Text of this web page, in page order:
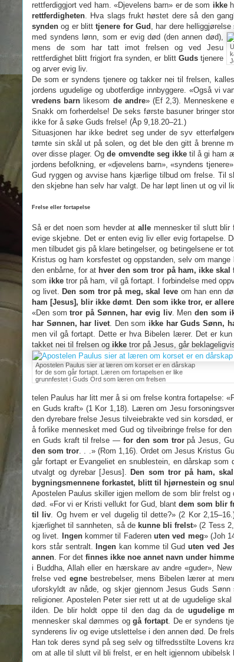
rettferdiggjort ved ham. «Djevelens barn» er de som ikke
rettferdigheten. Hva slags frukt høstet dere så den
syndenog er blitt tjenere for Gud , har dere
med syndens lønn, som er evig død (den annen død),
mens de som har tatt imot frelsen og ved Jesu
rettferdighet blitt frigjort fra synden, er blitt Gudstjenere
og arver evig liv.
De som er syndens tjenere og takker nei til frelsen,
jordens ugudelige og ubotferdige innbyggere. «Også vi
vredens barn likesom de andre» (Ef 2,3). Menneskene
Snakk om forherdelse! De seks første basuner bringer
ikke for å søke Guds frelse! (Åp 9,18.20–21.)
Situasjonen har ikke bedret seg under de syv
tømte sin skål ut på solen, og det ble den gitt å brenne
over disse plager. Ogde omvendte seg ikke til å gi ham
jordens befolkning, er «djevelens barn», «syndens
Gud ryggen og avvise hans kjærlige tilbud om frelse. Til
den skjebne han selv har valgt. De har løpt linen ut og
Frelse eller fortapelse
Så er det noen som hevder at alle mennesker til slutt blir
evige skjebne. Det er enten evig liv eller evig fortapelse.
men tilbudet gis på klare betingelser, og betingelsene er
Kristus og ham korsfestet og oppstanden, selv om
den enbårne, for at hver den som tror på ham, ikke
som ikke tror på ham, vil gå fortapt. I forbindelse med
og livet.
Den som tror på meg, skal leve om han enn
ham [Jesus], blir ikke dømt
Den som ikke tror, er
«Den somtror på Sønnen, har evig liv. Men den som
har Sønnen, har livet . Den som ikke har Guds Sønn,
men vil gå fortapt. Dette er hva Bibelen lærer. Det er
takket nei til frelsen og ikke tror på Jesus, går
Apostelen Paulus sier at læren om korset er en dårskap
for de som går fortapt. Læren om fortapelsen er like
grunnfestet i Guds Ord som læren om frelsen
telen Paulus har litt mer å si om frelse kontra fortapelse:
en Guds kraft» (1 Kor 1,18). Læren om Jesu
den dyrebare frelse Jesus tilveiebrakte ved sin korsdød,
å forlike mennesket med Gud og tilveibringe frelse for
en Guds kraft til frelse — for den som trorpå Jesus,
den som tror . . .» (Rom 1,16). Ordet om Jesus Kristus
går fortapt er Evangeliet en snublestein, en dårskap
utvalgt og dyrebar [Jesus].
Den som tror på ham,
bygningsmennene forkastet, blitt til hjørnestein og
Apostelen Paulus skiller igjen mellom de som blir frelst
død. «For vi er Kristi vellukt for Gud, blant dem som blir
til liv . Og hvem er vel dugelig til dette?» (2 Kor
kjærlighet til sannheten, så de kunne bli frelst» (2 Tess
og livet.
Ingenkommer til Faderenuten ved meg» (Joh
kors står sentralt.
Ingen kan komme til Guduten ved
annen . For detfinnes ikke noe annet navn under
i Buddha, Allah eller en hærskare av andre «guder»,
frelse ved egnebestrebelser, mens Bibelen lærer at
uforskyldt av nåde, og skjer gjennom Jesus Guds
religioner. Apostelen Peter sier rett ut at de ugudelige
ilden. De blir holdt oppe til den dag da de ugudelige
mennesker skal dømmes oggå fortapt . De er syndens
synderens liv og evige utslettelse i den annen død. De
Han tok deres synd på seg selv og tilfredsstilte Lovens
om at alle til slutt vil bli frelst, er en helt igjennom ubibelsk